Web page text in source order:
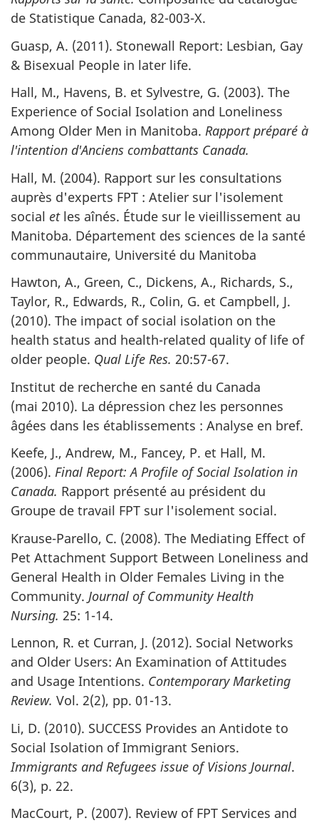
de Statistique Canada, 82-003-X.
Guasp, A. (2011). Stonewall Report: Lesbian, Gay
& Bisexual People in later life.
Hall, M., Havens, B. et Sylvestre, G. (2003). The
Experience of Social Isolation and Loneliness
Among Older Men in Manitoba. Rapport préparé à
l'intention d'Anciens combattants Canada.
Hall, M. (2004). Rapport sur les consultations
auprès d'experts FPT : Atelier sur l'isolement
social etles aînés. Étude sur le vieillissement au
Manitoba. Département des sciences de la santé
communautaire, Université du Manitoba
Hawton, A., Green, C., Dickens, A., Richards, S.,
Taylor, R., Edwards, R., Colin, G. et Campbell, J.
(2010). The impact of social isolation on the
health status and health-related quality of life of
older people. Qual Life Res. 20:57-67.
Institut de recherche en santé du Canada
(mai 2010). La dépression chez les personnes
âgées dans les établissements : Analyse en bref.
Keefe, J., Andrew, M., Fancey, P. et Hall, M.
(2006). Final Report: A Profile of Social Isolation in
Canada. Rapport présenté au président du
Groupe de travail FPT sur l'isolement social.
Krause-Parello, C. (2008). The Mediating Effect of
Pet Attachment Support Between Loneliness and
General Health in Older Females Living in the
Community. Journal of Community Health
Nursing. 25: 1-14.
Lennon, R. et Curran, J. (2012). Social Networks
and Older Users: An Examination of Attitudes
and Usage Intentions. Contemporary Marketing
Review. Vol. 2(2), pp. 01-13.
Li, D. (2010). SUCCESS Provides an Antidote to
Social Isolation of Immigrant Seniors.
Immigrants and Refugees issue of Visions Journal.
6(3), p. 22.
MacCourt, P. (2007). Review of FPT Services and